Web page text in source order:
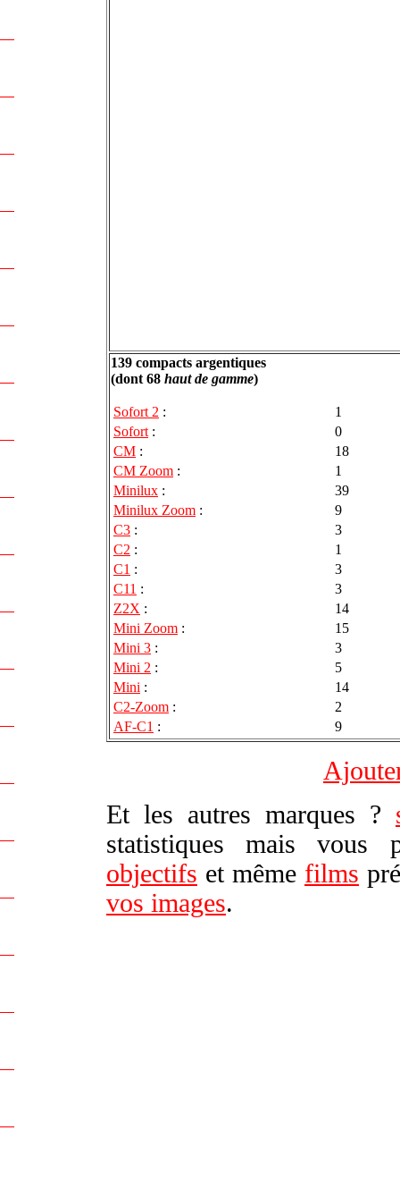
139 compacts argentiques
(dont 68 haut de gamme)
Sofort 2 :
1
Sofort :
0
CM :
18
CM Zoom :
1
Minilux :
39
Minilux Zoom :
9
C3 :
3
C2 :
1
C1 :
3
C11 :
3
Z2X :
14
Mini Zoom :
15
Mini 3 :
3
Mini 2 :
5
Mini :
14
C2-Zoom :
2
AF-C1 : 9
Et les autres marques ?
statistiques mais vous
objectifs et même films
vos images.